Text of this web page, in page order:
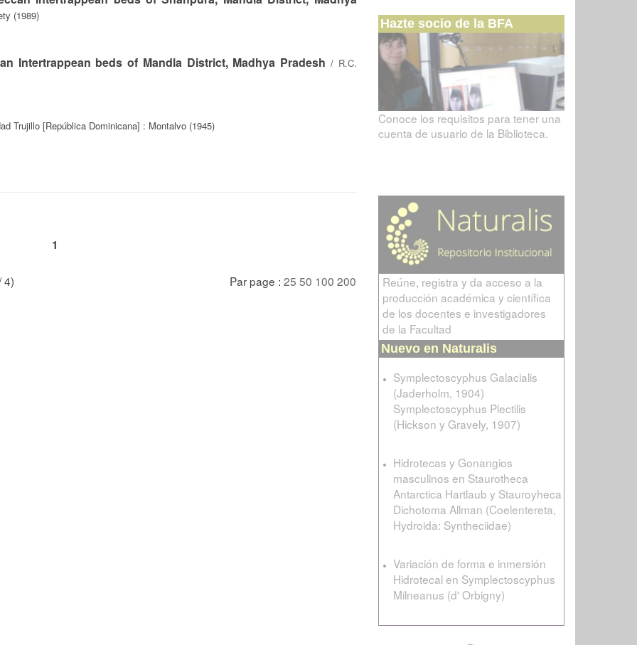
(1989)
Intertrappean beds of Mandla District, Madhya Pradesh / R.C.
Trujillo [República Dominicana] : Montalvo (1945)
1
4) Par page : 25 50 100 200
Hazte socio de la BFA
Conoce los requisitos para tener una
cuenta de usuario de la Biblioteca.
Reúne, registra y da acceso a la
producción académica y científica
de los docentes e investigadores
de la Facultad
Nuevo en Naturalis
Symplectoscyphus Galacialis
(Jaderholm, 1904)
Symplectoscyphus Plectilis
(Hickson y Gravely, 1907)
Hidrotecas y Gonangios
masculinos en Staurotheca
Antarctica Hartlaub y Stauroyheca
Dichotoma Allman (Coelentereta,
Hydroida: Syntheciidae)
Variación de forma e inmersión
Hidrotecal en Symplectoscyphus
Milneanus (d' Orbigny)